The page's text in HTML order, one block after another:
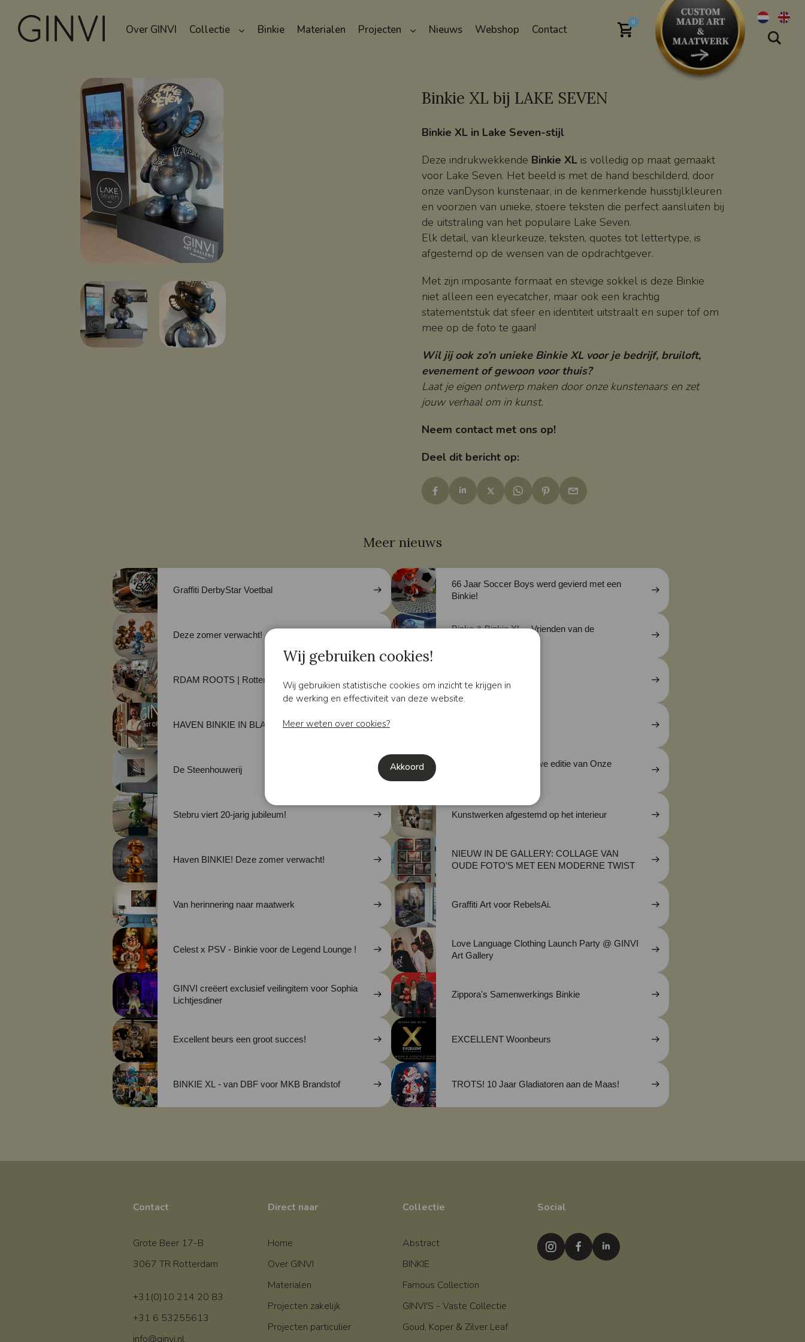
Over GINVI Collectie Binkie Materialen Projecten Nieuws Webshop Contact
0
Binkie XL bij LAKE SEVEN
Binkie XL in Lake Seven-stijl
Deze indrukwekkende Binkie XL is volledig op maat gemaakt
voor Lake Seven. Het beeld is met de hand beschilderd, door
onze vanDyson kunstenaar, in de kenmerkende huisstijlkleuren
en voorzien van unieke, stoere teksten die perfect aansluiten bij
de uitstraling van het populaire Lake Seven.
Elk detail, van kleurkeuze, teksten, quotes tot lettertype, is
afgestemd op de wensen van de opdrachtgever.
Met zijn imposante formaat en stevige sokkel is deze Binkie
niet alleen een eyecatcher, maar ook een krachtig
statementstuk dat sfeer en identiteit uitstraalt en super tof om
mee op de foto te gaan!
Wil jij ook zo’n unieke Binkie XL voor je bedrijf, bruiloft,
evenement of gewoon voor thuis?
Laat je eigen ontwerp maken door onze kunstenaars en zet
jouw verhaal om in kunst.
Neem contact met ons op!
Deel dit bericht op:
Meer nieuws
Graffiti DerbyStar Voetbal
66 Jaar Soccer Boys werd gevierd met een
Binkie!
Deze zomer verwacht!
Binke & Binkie XL – Vrienden van de
RDAM ROOTS | Rotterdam Charity Club DEX BINKIE
HAVEN BINKIE IN BLADKOPER
De Steenhouwerij
GINVI in de gloednieuwe editie van Onze
Stebru viert 20-jarig jubileum! Kunstwerken afgestemd op het interieur
Haven BINKIE! Deze zomer verwacht!
NIEUW IN DE GALLERY: COLLAGE VAN
OUDE FOTO’S MET EEN MODERNE TWIST
Van herinnering naar maatwerk Graffiti Art voor RebelsAi.
Celest x PSV - Binkie voor de Legend Lounge !
Love Language Clothing Launch Party @ GINVI
Art Gallery
GINVI creëert exclusief veilingitem voor Sophia
Lichtjesdiner
Zippora's Samenwerkings Binkie
Excellent beurs een groot succes! EXCELLENT Woonbeurs
BINKIE XL - van DBF voor MKB Brandstof TROTS! 10 Jaar Gladiatoren aan de Maas!
Contact
Grote Beer 17-B
3067 TR Rotterdam
+31(0)10 214 20 83
+31 6 53255613
info@ginvi.nl
Direct naar
Home
Over GINVI
Materialen
Projecten zakelijk
Projecten particulier
Collectie
Abstract
BINKIE
Famous Collection
GINVI'S - Vaste Collectie
Goud, Koper & Zilver Leaf
Social
Wij gebruiken cookies!
Wij gebruikien statistische cookies om inzicht te krijgen in
de werking en effectiviteit van deze website.
Meer weten over cookies?
Akkoord